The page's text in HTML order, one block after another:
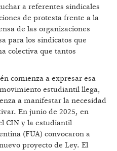
a referentes sindicales
de protesta frente a la
de las organizaciones
para los sindicatos que
colectiva que tantos
comienza a expresar esa
estudiantil llega,
a manifestar la necesidad
En junio de 2025, en
CIN y la estudiantil
(FUA) convocaron a
proyecto de Ley. El